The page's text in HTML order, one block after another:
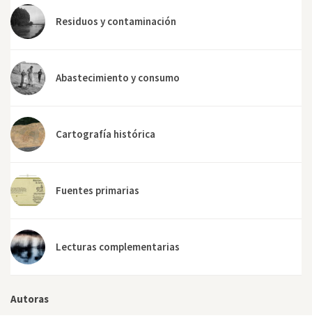
Residuos y contaminación
Abastecimiento y consumo
Cartografía histórica
Fuentes primarias
Lecturas complementarias
Autoras